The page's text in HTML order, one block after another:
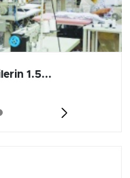
1.5...